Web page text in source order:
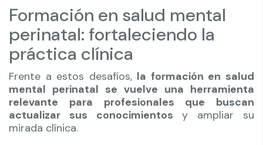
Formación en salud mental
perinatal: fortaleciendo la
práctica clínica
Frente a estos desafíos, la formación en salud
mental perinatal se vuelve una herramienta
relevante para profesionales que buscan
actualizar sus conocimientos y ampliar su
mirada clínica.